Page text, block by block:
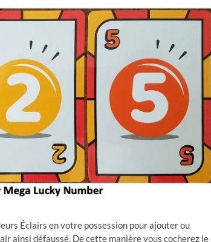
Éclairs en votre possession pour ajouter ou
ainsi défaussé. De cette manière vous cocherez le